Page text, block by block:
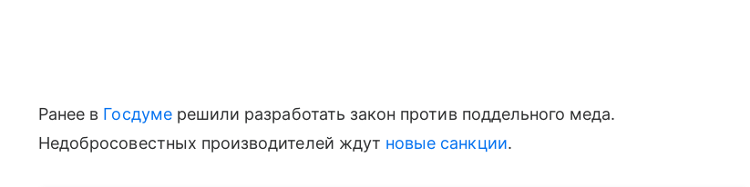
Ранее в Госдумерешили разработать закон против поддельного меда.
Недобросовестных производителей ждут новые санкции.